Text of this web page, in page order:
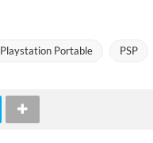
Playstation Portable PSP